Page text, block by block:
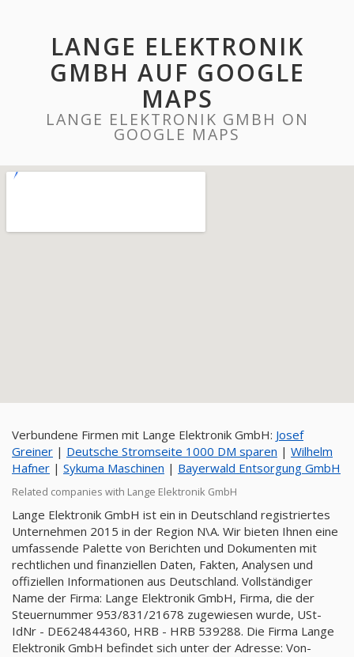
LANGE ELEKTRONIK
GMBH AUF GOOGLE
MAPS
LANGE ELEKTRONIK GMBH ON
GOOGLE MAPS
Verbundene Firmen mit Lange Elektronik GmbH: Josef
Greiner | Deutsche Stromseite 1000 DM sparen | Wilhelm
Hafner | Sykuma Maschinen | Bayerwald Entsorgung GmbH
Related companies with Lange Elektronik GmbH
Lange Elektronik GmbH ist ein in Deutschland registriertes
Unternehmen 2015 in der Region N\A. Wir bieten Ihnen eine
umfassende Palette von Berichten und Dokumenten mit
rechtlichen und finanziellen Daten, Fakten, Analysen und
offiziellen Informationen aus Deutschland. Vollständiger
Name der Firma: Lange Elektronik GmbH, Firma, die der
Steuernummer 953/831/21678 zugewiesen wurde, USt-
IdNr - DE624844360, HRB - HRB 539288. Die Firma Lange
Elektronik GmbH befindet sich unter der Adresse: Von-